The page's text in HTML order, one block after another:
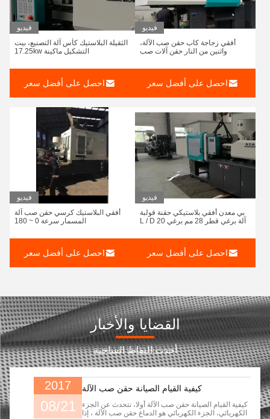
فيديو
أفقي زجاجة كاب حقن صب الآلة،
واثنين من النار حقن آلات صب
احصل على أفضل سعر
فيديو
الثقيلة البلاستيك كأس آلة التصنيع، بيت
التشكيل ماكينة 17.25kw
احصل على أفضل سعر
فيديو
بي معدن أفقي بلاستيكي حقنة قولبة
آلة برغي قطر 28 مم برغي L / D 20
احصل على أفضل سعر
فيديو
أفقي البلاستيك كرسي حقن صب آلة
المسمار سرعة 0 ~ 180
احصل على أفضل سعر
القضايا والأخبار
أحدث النقاط الساخنة
كيفية القيام الصيانة حقن صب الآلة
كيفية القيام الصيانة حقن صب الآلة أولا، نتحدث عن الجزء
الكهربائي، الجزء الكهربائي هو الدماغ حقن صب الآلة ، إذا
2017
08/21